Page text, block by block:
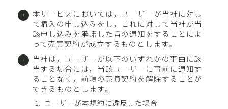
本サービスにおいては，ユーザーが当社に対し
て購入の申し込みをし，これに対して当社が当
該申し込みを承諾した旨の通知をすることによ
って売買契約が成立するものとします。
当社は，ユーザーが以下のいずれかの事由に該
当する場合には，当該ユーザーに事前に通知す
ることなく，前項の売買契約を解除することが
できるものとします。
ユーザーが本規約に違反した場合